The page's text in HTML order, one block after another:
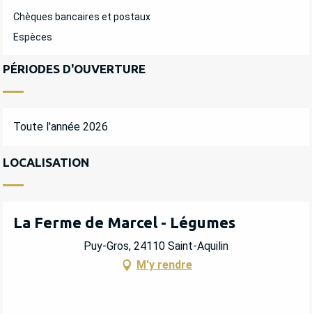
Chèques bancaires et postaux
Espèces
PÉRIODES D'OUVERTURE
Toute l'année 2026
LOCALISATION
La Ferme de Marcel - Légumes
Puy-Gros, 24110 Saint-Aquilin
M'y rendre